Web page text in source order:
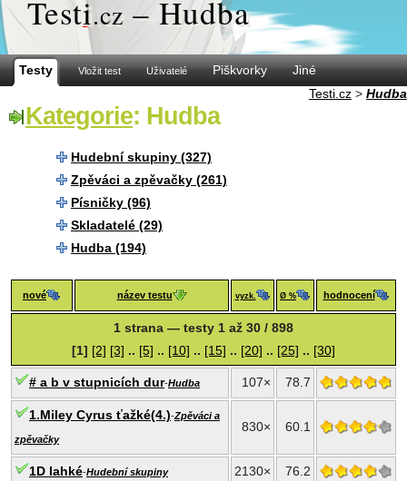
Testi.cz – Hudba
Testy Vložit test Uživatelé Piškvorky
Jiné
Testi.cz > Hudba
Kategorie: Hudba
Hudební skupiny (327)
Zpěváci a zpěvačky (261)
Písničky (96)
Skladatelé (29)
Hudba (194)
nové název testu vyzk. Ø % hodnocení
1 strana — testy 1 až 30 / 898
[1] [2] [3] .. [5] .. [10] .. [15] .. [20] .. [25] .. [30]
# a b v stupnicích dur-Hudba 107× 78.7
1.Miley Cyrus ťažké(4.)-Zpěváci a
zpěvačky
830× 60.1
1D lahké-Hudební skupiny 2130× 76.2